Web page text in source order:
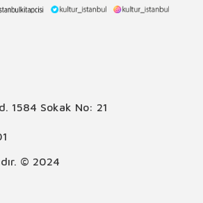
1584 Sokak No: 21
© 2024